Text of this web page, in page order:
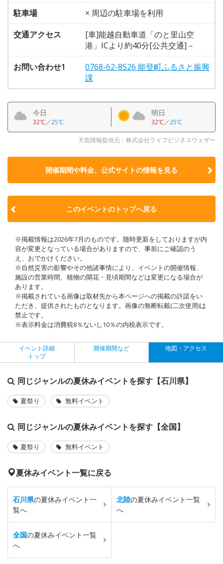
駐車場
× 周辺の駐車場を利用
交通アクセス
[車]能越自動車道「のと里山空
港」ICより約40分[公共交通]－
お問い合わせ1
0768-62-8526 能登町ふるさと振興
課
今日
32℃／25℃
明日
32℃／25℃
天気情報提供元：株式会社ライフビジネスウェザー
開催期間や料金、公式サイトの情報を見る
このイベントのトップへ戻る
※掲載情報は2026年7月のものです。随時更新をしておりますが内
容が変更となっている場合がありますので、事前にご確認のう
え、おでかけください。
※自然災害の影響やその他諸事情により、イベントの開催情報、
施設の営業時間、植物の開花・見頃期間などは変更になる場合が
あります。
※掲載されている画像は取材先から本ページへの掲載の許諾をい
ただき、提供されたものとなります。画像の無断転載(二次使用)は
禁止です。
※表示料金は消費税8％ないし10％の内税表示です。
イベント詳細
トップ
開催期間など 地図・アクセス
同じジャンルの夏休みイベントを探す【石川県】
夏祭り 無料イベント
同じジャンルの夏休みイベントを探す【全国】
夏祭り 無料イベント
夏休みイベント一覧に戻る
石川県の夏休みイベント一
覧へ
北陸の夏休みイベント一覧
へ
全国の夏休みイベント一覧
へ